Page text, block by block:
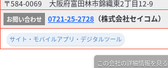
〒584-0069 大阪府富田林市錦織東2丁目12-9
0721-25-2728 （株式会社セイコム）
サイト・モバイルアプリ・デジタルツール
この会社の詳細情報を見る